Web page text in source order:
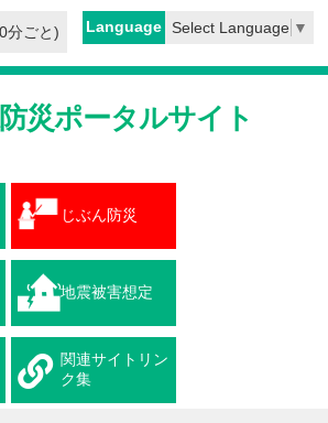
分ごと) Language Select Language ▼
災ポータルサイト
じぶん防災
地震被害想定
関連サイトリン
ク集